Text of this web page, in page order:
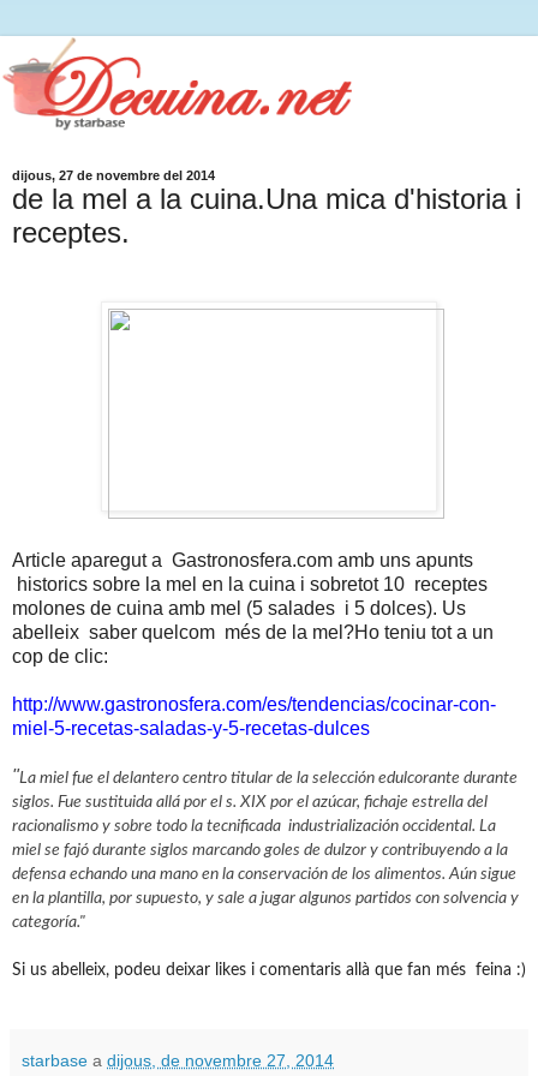
dijous, 27 de novembre del 2014
de la mel a la cuina.Una mica d'historia i
receptes.
Article aparegut a Gastronosfera.com amb uns apunts
historics sobre la mel en la cuina i sobretot 10 receptes
molones de cuina amb mel (5 salades i 5 dolces). Us
abelleix saber quelcom més de la mel?Ho teniu tot a un
cop de clic:
http://www.gastronosfera.com/es/tendencias/cocinar-con-
miel-5-recetas-saladas-y-5-recetas-dulces
"La miel fue el delantero centro titular de la selección edulcorante durante
siglos. Fue sustituida allá por el s. XIX por el azúcar, fichaje estrella del
racionalismo y sobre todo la tecnificada industrialización occidental. La
miel se fajó durante siglos marcando goles de dulzor y contribuyendo a la
defensa echando una mano en la conservación de los alimentos. Aún sigue
en la plantilla, por supuesto, y sale a jugar algunos partidos con solvencia y
categoría."
Si us abelleix, podeu deixar likes i comentaris allà que fan més feina :)
starbase a dijous, de novembre 27, 2014